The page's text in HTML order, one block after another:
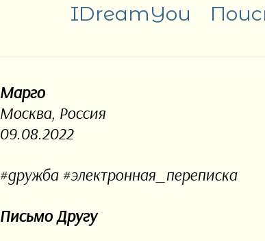
IDreamYou
Марго
Москва, Россия
09.08.2022
#дружба #электронная_переписка
Письмо Другу